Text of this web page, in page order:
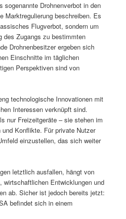
sogenannte Drohnenverbot in den
Marktregulierung beschreiben. Es
Flugverbot, sondern um
des Zugangs zu bestimmten
Drohnenbesitzer ergeben sich
Einschnitte im täglichen
Perspektiven sind von
technologische Innovationen mit
Interessen verknüpft sind.
nur Freizeitgeräte – sie stehen im
Konflikte. Für private Nutzer
einzustellen, das sich weiter
letztlich ausfallen, hängt von
wirtschaftlichen Entwicklungen und
ab. Sicher ist jedoch bereits jetzt:
befindet sich in einem